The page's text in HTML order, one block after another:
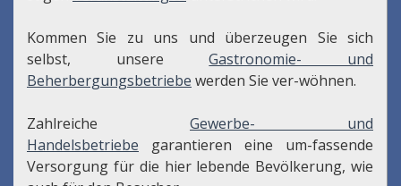
Kommen Sie zu uns und überzeugen Sie sich
selbst, unsereGastronomie- und
Beherbergungsbetriebe werden Sie ver-wöhnen.
Zahlreiche Gewerbe- und
Handelsbetriebe garantieren eine um-fassende
Versorgung für die hier lebende Bevölkerung, wie